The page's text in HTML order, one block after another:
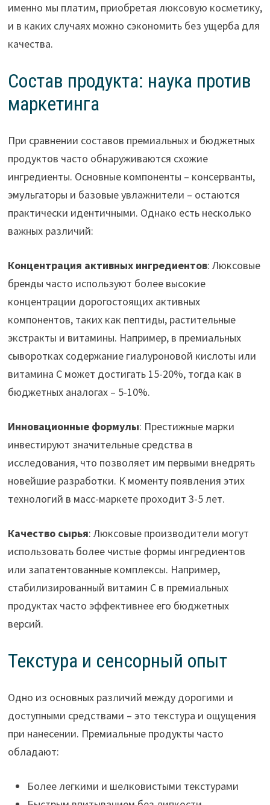
именно мы платим, приобретая люксовую косметику,
и в каких случаях можно сэкономить без ущерба для
качества.
Состав продукта: наука против
маркетинга
При сравнении составов премиальных и бюджетных
продуктов часто обнаруживаются схожие
ингредиенты. Основные компоненты – консерванты,
эмульгаторы и базовые увлажнители – остаются
практически идентичными. Однако есть несколько
важных различий:
Концентрация активных ингредиентов: Люксовые
бренды часто используют более высокие
концентрации дорогостоящих активных
компонентов, таких как пептиды, растительные
экстракты и витамины. Например, в премиальных
сыворотках содержание гиалуроновой кислоты или
витамина С может достигать 15-20%, тогда как в
бюджетных аналогах – 5-10%.
Инновационные формулы: Престижные марки
инвестируют значительные средства в
исследования, что позволяет им первыми внедрять
новейшие разработки. К моменту появления этих
технологий в масс-маркете проходит 3-5 лет.
Качество сырья: Люксовые производители могут
использовать более чистые формы ингредиентов
или запатентованные комплексы. Например,
стабилизированный витамин С в премиальных
продуктах часто эффективнее его бюджетных
версий.
Текстура и сенсорный опыт
Одно из основных различий между дорогими и
доступными средствами – это текстура и ощущения
при нанесении. Премиальные продукты часто
обладают:
Более легкими и шелковистыми текстурами